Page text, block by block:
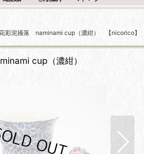
彩泥掻落 naminami cup（濃紺） 【nicorico】
cup（濃紺）